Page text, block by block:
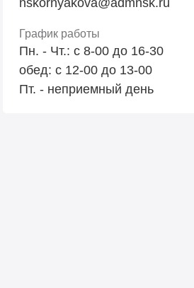
nskornyakova@admnsk.ru
График работы
Пн. - Чт.: с 8-00 до 16-30
обед: с 12-00 до 13-00
Пт. - неприемный день